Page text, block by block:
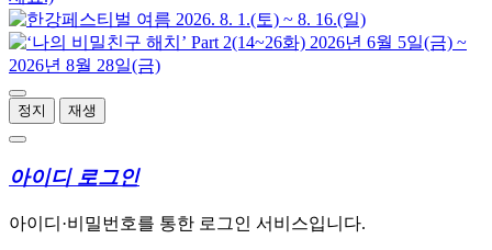
정지 재생
아이디 로그인
아이디·비밀번호를 통한 로그인 서비스입니다.